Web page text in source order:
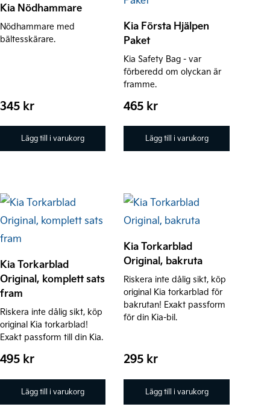
Kia Nödhammare
Nödhammare med
bältesskärare.
345 kr
Lägg till i varukorg
Kia Första Hjälpen
Paket
Kia Safety Bag - var
förberedd om olyckan är
framme.
465 kr
Lägg till i varukorg
Kia Torkarblad
Original, komplett sats
fram
Riskera inte dålig sikt, köp
original Kia torkarblad!
Exakt passform till din Kia.
495 kr
Lägg till i varukorg
Kia Torkarblad
Original, bakruta
Riskera inte dålig sikt, köp
original Kia torkarblad för
bakrutan! Exakt passform
för din Kia-bil.
295 kr
Lägg till i varukorg